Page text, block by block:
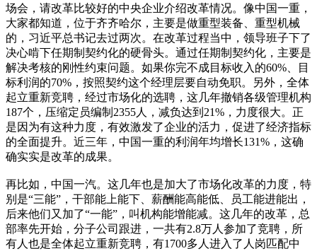
场会，请改革比较好的中央企业介绍改革情况。像中国一重，
大家都知道，位于齐齐哈尔，主要是做重型装备、重型机械
的，习近平总书记去过两次。在改革过程当中，领导班子下了
决心啃下任期制契约化的硬骨头。通过任期制契约化，主要是
解决考核的刚性约束问题。如果你完不成目标收入的60%、目
标利润的70%，按照契约这个经理层要自动免职。另外，全体
起立重新竞聘，经过市场化的选聘，这几年撤销各级管理机构
187个，压缩定员编制2355人，减负达到21%，力度很大。正
是因为有这种力度，有效激发了企业的活力，促进了经济指标
的全面提升。近三年，中国一重的利润年均增长131%，这确
确实实是改革的成果。
再比如，中国一汽。这几年也是加大了市场化改革的力度，特
别是“三能”，干部能上能下、薪酬能高能低、员工能进能出，
后来他们又加了“一能”，叫机构能增能减。这几年的改革，总
部率先开始，分子公司跟进，一共有2.8万人参加了竞聘，所
有人也是全体起立重新竞聘，有1700多人进入了人岗匹配中